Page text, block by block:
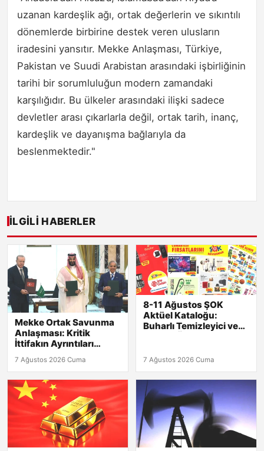
uzanan kardeşlik ağı, ortak değerlerin ve sıkıntılı
dönemlerde birbirine destek veren ulusların
iradesini yansıtır. Mekke Anlaşması, Türkiye,
Pakistan ve Suudi Arabistan arasındaki işbirliğinin
tarihi bir sorumluluğun modern zamandaki
karşılığıdır. Bu ülkeler arasındaki ilişki sadece
devletler arası çıkarlarla değil, ortak tarih, inanç,
kardeşlik ve dayanışma bağlarıyla da
beslenmektedir."
İLGILI HABERLER
Mekke Ortak Savunma
Anlaşması: Kritik
İttifakın Ayrıntıları
Açıklandı!
7 Ağustos 2026 Cuma
8-11 Ağustos ŞOK
Aktüel Kataloğu:
Buharlı Temizleyici ve
7 Ağustos 2026 Cuma